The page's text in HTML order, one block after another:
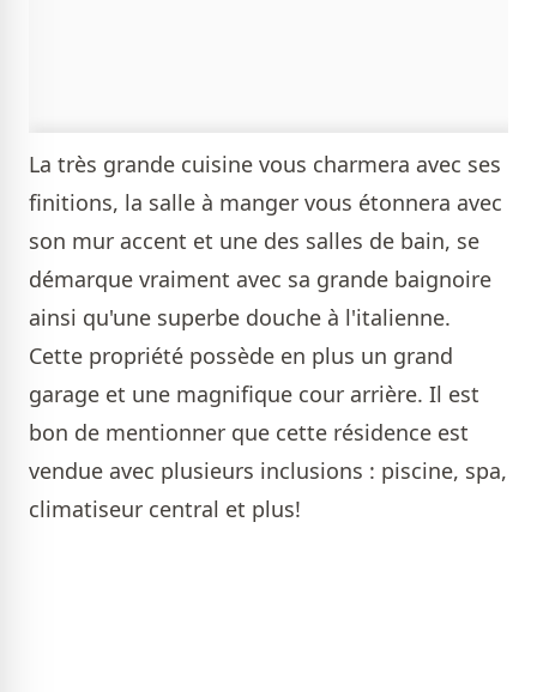
La très grande cuisine vous charmera avec ses
finitions, la salle à manger vous étonnera avec
son mur accent et une des salles de bain, se
démarque vraiment avec sa grande baignoire
ainsi qu'une superbe douche à l'italienne.
Cette propriété possède en plus un grand
garage et une magnifique cour arrière. Il est
bon de mentionner que cette résidence est
vendue avec plusieurs inclusions : piscine, spa,
climatiseur central et plus!